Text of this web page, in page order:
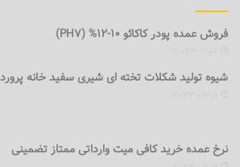
فروش عمده پودر کاکائو 10-12% (PH7)
شیوه تولید شکلات تخته ای شیری سفید خانه پرورد
نرخ عمده خرید کافی میت وارداتی ممتاز تضمینی